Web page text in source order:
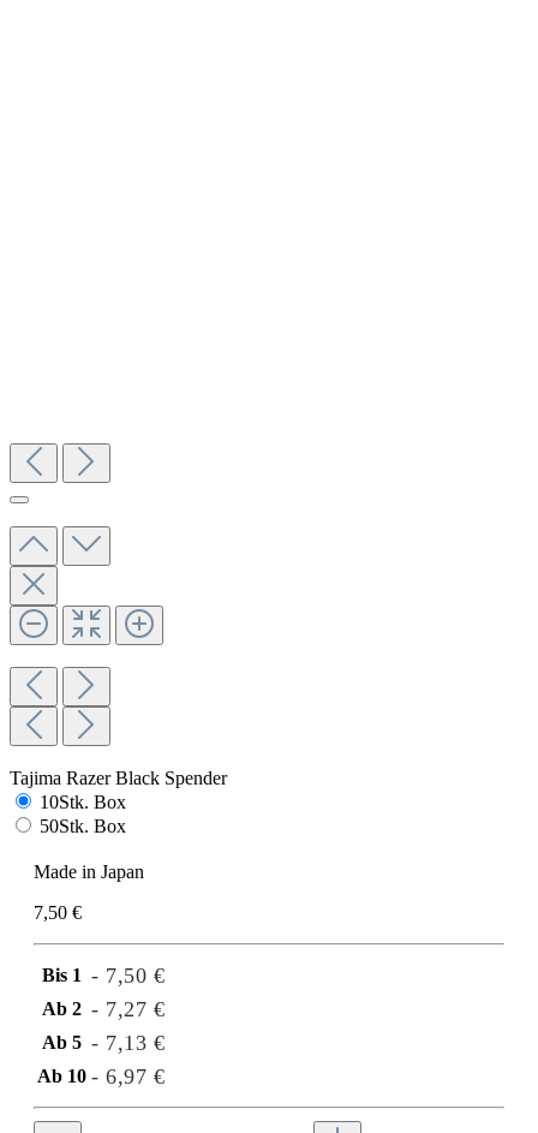
Tajima Razer Black Spender
10Stk. Box
50Stk. Box
Made in Japan
7,50 €
Bis 1 - 7,50 €
Ab 2 - 7,27 €
Ab 5 - 7,13 €
Ab 10 - 6,97 €